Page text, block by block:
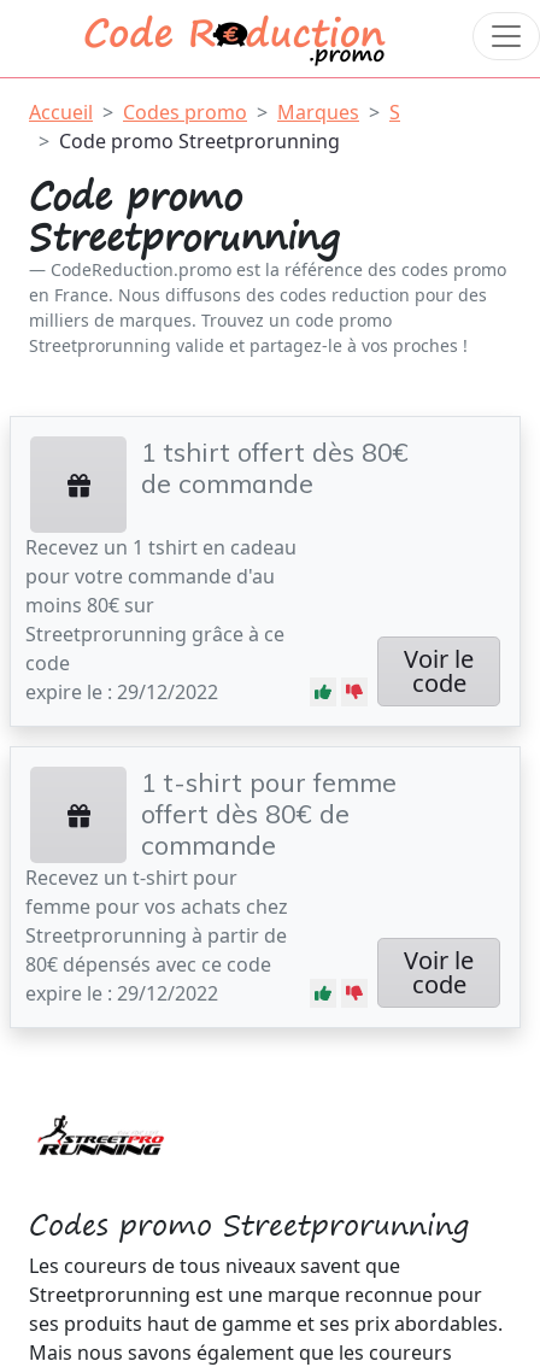
Accueil Codes promo Marques
S
Code promo Streetprorunning
Code promo
Streetprorunning
CodeReduction.promo est la référence des codes promo
en France. Nous diffusons des codes reduction pour des
milliers de marques. Trouvez un code promo
Streetprorunning valide et partagez-le à vos proches !
Codes promo Streetprorunning
Les coureurs de tous niveaux savent que
Streetprorunning est une marque reconnue pour
ses produits haut de gamme et ses prix abordables.
Mais nous savons également que les coureurs
1 tshirt offert dès 80€
de commande
Recevez un 1 tshirt en cadeau
pour votre commande d'au
moins 80€ sur
Streetprorunning grâce à ce
code
expire le : 29/12/2022
Voir le
code
1 t-shirt pour femme
offert dès 80€ de
commande
Recevez un t-shirt pour
femme pour vos achats chez
Streetprorunning à partir de
80€ dépensés avec ce code
expire le : 29/12/2022
Voir le
code